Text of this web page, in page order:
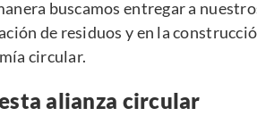
buscamos entregar a
de residuos y en la
circular.
alianza circular